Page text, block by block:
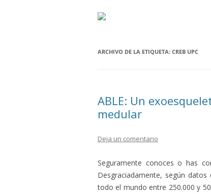
ARCHIVO DE LA ETIQUETA: CREB UPC
ABLE: Un
medular
Deja un comentario
Seguramente conoces o has
Desgraciadamente, según
todo el mundo entre 250.000 y